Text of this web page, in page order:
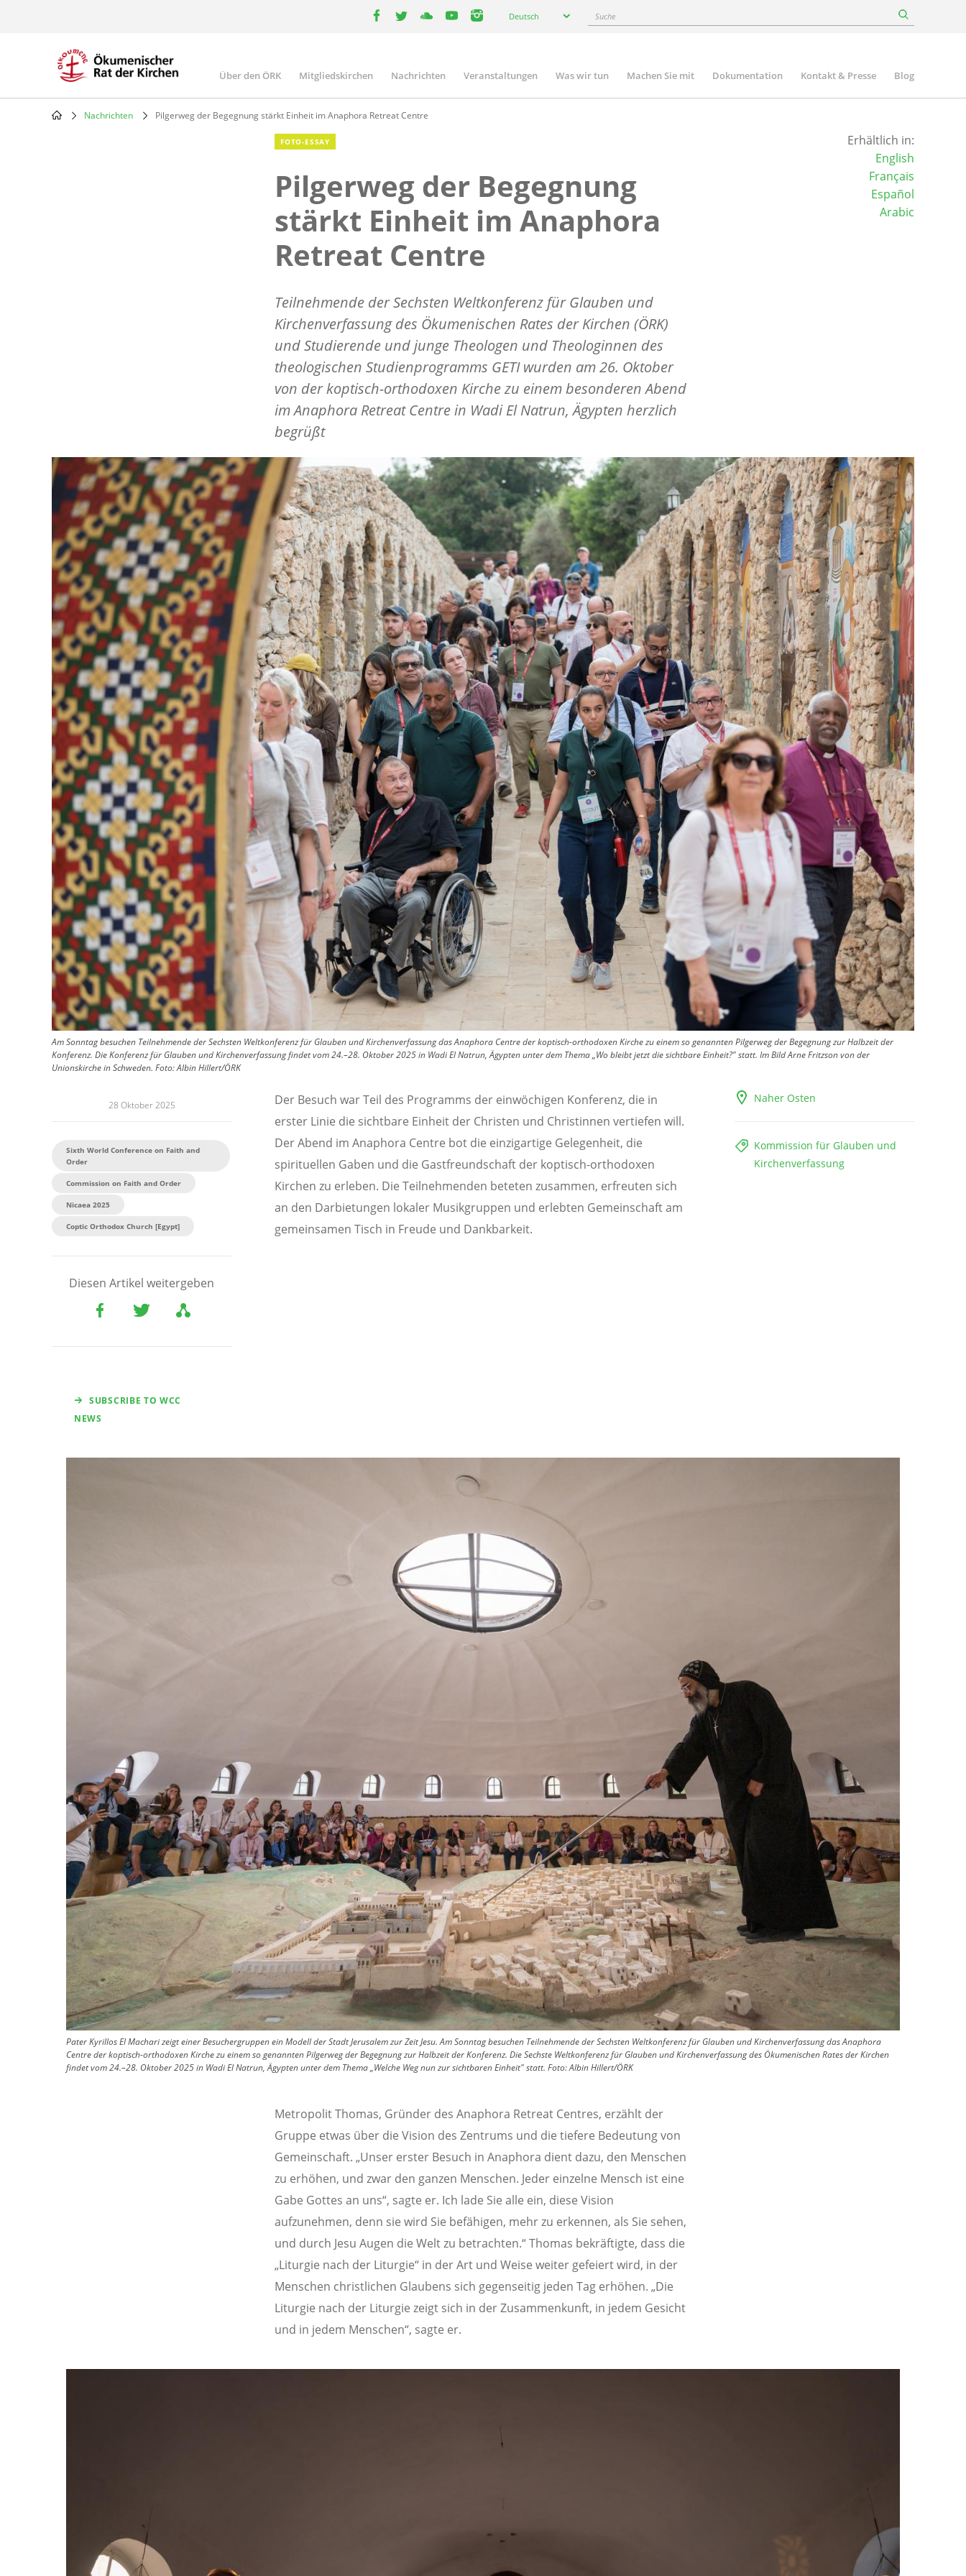
Deutsch Suche
Main
navigation
Über den ÖRK Mitgliedskirchen Nachrichten Veranstaltungen Was wir tun Machen Sie mit Dokumentation Kontakt & Presse Blog
Nachrichten Pilgerweg der Begegnung stärkt Einheit im Anaphora Retreat Centre
FOTO-ESSAY
Pilgerweg der Begegnung
stärkt Einheit im Anaphora
Retreat Centre
Teilnehmende der Sechsten Weltkonferenz für Glauben und
Kirchenverfassung des Ökumenischen Rates der Kirchen (ÖRK)
und Studierende und junge Theologen und Theologinnen des
theologischen Studienprogramms GETI wurden am 26. Oktober
von der koptisch-orthodoxen Kirche zu einem besonderen Abend
im Anaphora Retreat Centre in Wadi El Natrun, Ägypten herzlich
begrüßt
Erhältlich in:
English
Français
Español
Arabic
Image
Am Sonntag besuchen Teilnehmende der Sechsten Weltkonferenz für Glauben und Kirchenverfassung das Anaphora Centre der koptisch-orthodoxen Kirche zu einem so genannten Pilgerweg der Begegnung zur Halbzeit der
Konferenz. Die Konferenz für Glauben und Kirchenverfassung findet vom 24.–28. Oktober 2025 in Wadi El Natrun, Ägypten unter dem Thema „Wo bleibt jetzt die sichtbare Einheit?" statt. Im Bild Arne Fritzson von der
Unionskirche in Schweden. Foto: Albin Hillert/ÖRK
28 Oktober 2025
Sixth World Conference on Faith and
Order
Commission on Faith and Order
Nicaea 2025
Coptic Orthodox Church [Egypt]
Diesen Artikel weitergeben
SUBSCRIBE TO WCC
NEWS
Naher Osten
Kommission für Glauben und
Kirchenverfassung
Der Besuch war Teil des Programms der einwöchigen Konferenz, die in
erster Linie die sichtbare Einheit der Christen und Christinnen vertiefen will.
Der Abend im Anaphora Centre bot die einzigartige Gelegenheit, die
spirituellen Gaben und die Gastfreundschaft der koptisch-orthodoxen
Kirchen zu erleben. Die Teilnehmenden beteten zusammen, erfreuten sich
an den Darbietungen lokaler Musikgruppen und erlebten Gemeinschaft am
gemeinsamen Tisch in Freude und Dankbarkeit.
Pater Kyrillos El Machari zeigt einer Besuchergruppen ein Modell der Stadt Jerusalem zur Zeit Jesu. Am Sonntag besuchen Teilnehmende der Sechsten Weltkonferenz für Glauben und Kirchenverfassung das Anaphora
Centre der koptisch-orthodoxen Kirche zu einem so genannten Pilgerweg der Begegnung zur Halbzeit der Konferenz. Die Sechste Weltkonferenz für Glauben und Kirchenverfassung des Ökumenischen Rates der Kirchen
findet vom 24.–28. Oktober 2025 in Wadi El Natrun, Ägypten unter dem Thema „Welche Weg nun zur sichtbaren Einheit" statt. Foto: Albin Hillert/ÖRK
Metropolit Thomas, Gründer des Anaphora Retreat Centres, erzählt der
Gruppe etwas über die Vision des Zentrums und die tiefere Bedeutung von
Gemeinschaft. „Unser erster Besuch in Anaphora dient dazu, den Menschen
zu erhöhen, und zwar den ganzen Menschen. Jeder einzelne Mensch ist eine
Gabe Gottes an uns“, sagte er. Ich lade Sie alle ein, diese Vision
aufzunehmen, denn sie wird Sie befähigen, mehr zu erkennen, als Sie sehen,
und durch Jesu Augen die Welt zu betrachten.“ Thomas bekräftigte, dass die
„Liturgie nach der Liturgie“ in der Art und Weise weiter gefeiert wird, in der
Menschen christlichen Glaubens sich gegenseitig jeden Tag erhöhen. „Die
Liturgie nach der Liturgie zeigt sich in der Zusammenkunft, in jedem Gesicht
und in jedem Menschen“, sagte er.